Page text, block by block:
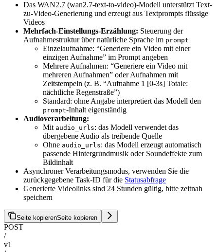
Das WAN2.7 (wan2.7-text-to-video)-Modell unterstützt Text-
zu-Video-Generierung und erzeugt aus Textprompts flüssige
Videos
Mehrfach-Einstellungs-Erzählung: Steuerung der
Aufnahmestruktur über natürliche Sprache im prompt
Einzelaufnahme: “Generiere ein Video mit einer
einzigen Aufnahme” im Prompt angeben
Mehrere Aufnahmen: “Generiere ein Video mit
mehreren Aufnahmen” oder Aufnahmen mit
Zeitstempeln (z. B. “Aufnahme 1 [0-3s] Totale:
nächtliche Regenstraße”)
Standard: ohne Angabe interpretiert das Modell den
prompt-Inhalt eigenständig
Audioverarbeitung:
Mit audio_urls: das Modell verwendet das
übergebene Audio als treibende Quelle
Ohne audio_urls: das Modell erzeugt automatisch
passende Hintergrundmusik oder Soundeffekte zum
Bildinhalt
Asynchroner Verarbeitungsmodus, verwenden Sie die
zurückgegebene Task-ID für die Statusabfrage
Generierte Videolinks sind 24 Stunden gültig, bitte zeitnah
speichern
Seite kopierenSeite kopieren
POST
/
v1